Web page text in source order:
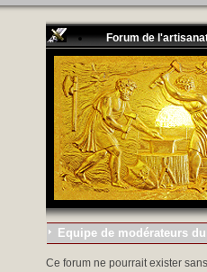
Forum de
Equipe de modérateurs
Ce forum ne pourrait exister